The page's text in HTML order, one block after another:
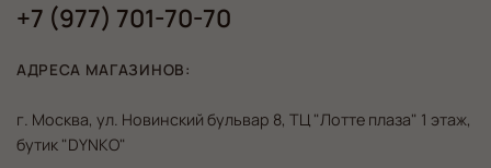
+7 (977) 701-70-70
АДРЕСА МАГАЗИНОВ:
г. Москва, ул. Новинский бульвар 8, ТЦ "Лотте плаза" 1 этаж,
бутик "DYNKO"